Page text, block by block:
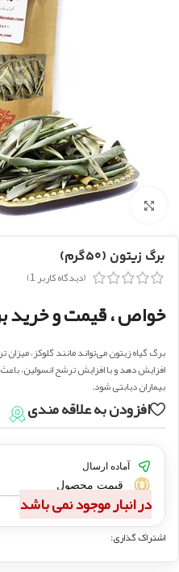
بزرگنمایی تصویر
برگ زیتون (۵۰گرم)
(دیدگاه کاربر 1
)
خواص ، قیمت و خرید
برگ گیاه زیتون می‌تواند مانند گلوکز،
افزایش دهد و با افزایش ترشح انسولین،
بیماران دیابتی شود.
افزودن به علاقه مندی
آماده ارسال
قیمت محصول
در انبار موجود نمی باشد
اشتراک گذاری: